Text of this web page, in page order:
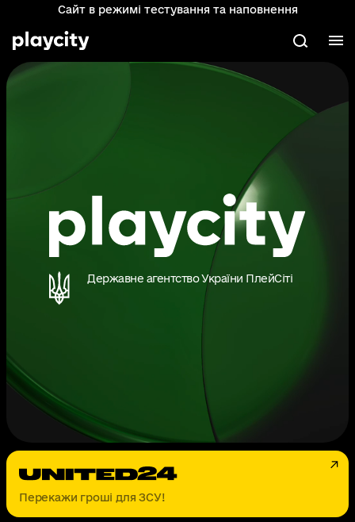
основного
Сайт в режимі тестування та наповнення
Пошук
Державне агентство України ПлейСіті
Перекажи гроші для ЗСУ!